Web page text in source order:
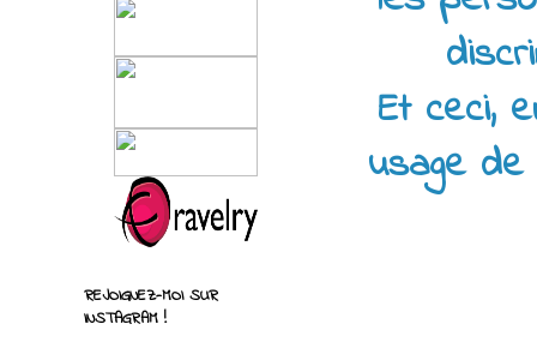
Et ceci,
usage
REJOIGNEZ-MOI SUR
INSTAGRAM !